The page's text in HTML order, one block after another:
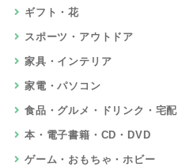
ギフト・花
スポーツ・アウトドア
家具・インテリア
家電・パソコン
食品・グルメ・ドリンク・宅配
本・電子書籍・CD・DVD
ゲーム・おもちゃ・ホビー